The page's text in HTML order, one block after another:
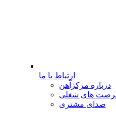
ارتباط با ما
درباره مرکزآهن
های شغلی
صدای مشتری